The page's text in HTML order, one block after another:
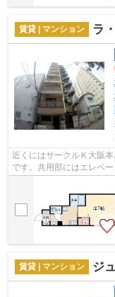
賃貸 | マンション ラ
近くにはサークルＫ大阪
です。共用部にはエレベ
ちらはマンションタイプ
賃貸 | マンション ジ